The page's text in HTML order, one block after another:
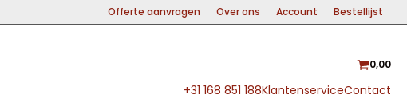
Offerte aanvragen Over ons Account Bestellijst
0,00
+31 168 851 188KlantenserviceContact